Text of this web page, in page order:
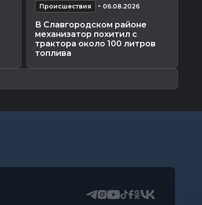
Происшествия - 06.08.2026
В Славгородском районе
механизатор похитил с
трактора около 100 литров
топлива